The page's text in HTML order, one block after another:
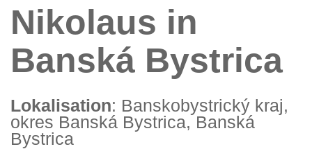
Nikolaus in
Banská Bystrica
Lokalisation: Banskobystrický kraj,
okres Banská Bystrica, Banská
Bystrica